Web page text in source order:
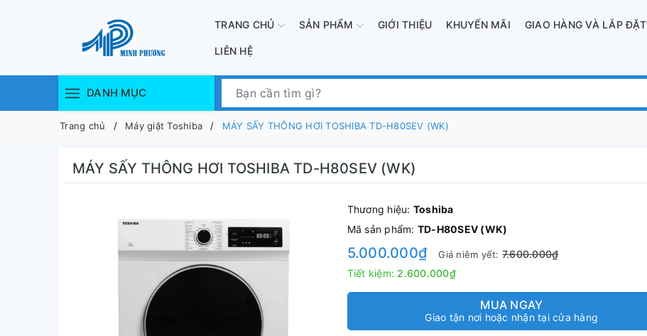
TRANG CHỦ SẢN PHẨM GIỚI THIỆU KHUYẾN MÃI GIAO HÀNG VÀ LẮP ĐẶT
LIÊN HỆ
DANH MỤC
Trang chủ Máy giặt Toshiba MÁY SẤY THÔNG HƠI TOSHIBA TD-H80SEV (WK)
MÁY SẤY THÔNG HƠI TOSHIBA TD-H80SEV (WK)
Thương hiệu: Toshiba
Mã sản phẩm: TD-H80SEV (WK)
5.000.000₫ Giá niêm yết: 7.600.000₫
Tiết kiệm: 2.600.000₫
MUA NGAY
Giao tận nơi hoặc nhận tại cửa hàng